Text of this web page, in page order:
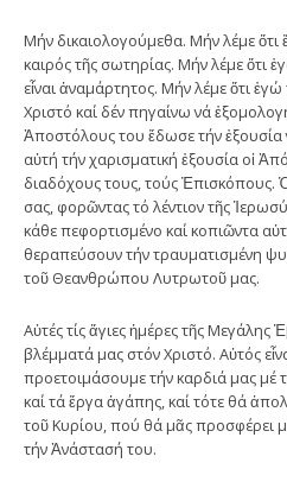
Μήν δικαιολογούμεθα. Μήν λέμε ὅτι
καιρός τῆς σωτηρίας. Μήν λέμε ὅτι
εἶναι ἀναμάρτητος. Μήν λέμε ὅτι
Χριστό καί δέν πηγαίνω νά
Ἀποστόλους του ἔδωσε τήν ἐξουσία
αὐτή τήν χαρισματική ἐξουσία οἱ
διαδόχους τους, τούς Ἐπισκόπους.
σας, φορῶντας τό λέντιον τῆς
κάθε πεφορτισμένο καί κοπιῶντα
θεραπεύσουν τήν τραυματισμένη
τοῦ Θεανθρώπου Λυτρωτοῦ μας.
Αὐτές τίς ἅγιες ἡμέρες τῆς
βλέμματά μας στόν Χριστό. Αὐτός
προετοιμάσουμε τήν καρδιά μας μέ
καί τά ἔργα ἀγάπης, καί τότε θά
τοῦ Κυρίου, πού θά μᾶς προσφέρει
τήν Ἀνάστασή του.